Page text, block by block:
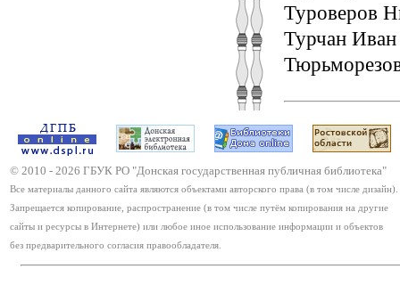
Туроверов
Турчан
© 2010 - 2026 ГБУК РО "Донская государственная публичная библиотека"
Все материалы данного сайта являются объектами авторского права (в том числе дизайн).
Запрещается копирование, распространение (в том числе путём копирования на другие
сайты и ресурсы в Интернете) или любое иное использование информации и объектов
без предварительного согласия правообладателя.